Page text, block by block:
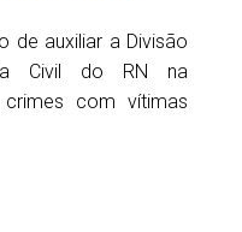
de auxiliar a Divisão
Civil do RN na
crimes com vítimas